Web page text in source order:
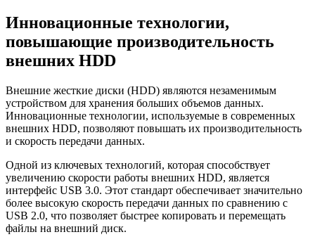
Инновационные технологии,
повышающие производительность
внешних HDD
Внешние жесткие диски (HDD) являются незаменимым
устройством для хранения больших объемов данных.
Инновационные технологии, используемые в современных
внешних HDD, позволяют повышать их производительность
и скорость передачи данных.
Одной из ключевых технологий, которая способствует
увеличению скорости работы внешних HDD, является
интерфейс USB 3.0. Этот стандарт обеспечивает значительно
более высокую скорость передачи данных по сравнению с
USB 2.0, что позволяет быстрее копировать и перемещать
файлы на внешний диск.